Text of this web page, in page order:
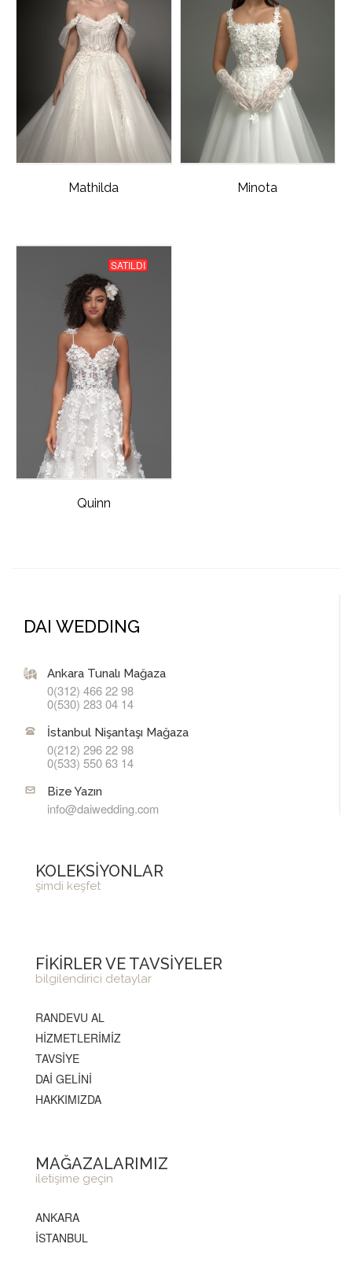
Mathilda Minota
SATILDI
Quinn
DAI WEDDING
Ankara Tunalı Mağaza
0(312) 466 22 98
0(530) 283 04 14
İstanbul Nişantaşı Mağaza
0(212) 296 22 98
0(533) 550 63 14
Bize Yazın
info@daiwedding.com
KOLEKSİYONLAR
şimdi keşfet
FİKİRLER VE TAVSİYELER
bilgilendirici detaylar
RANDEVU AL
HİZMETLERİMİZ
TAVSİYE
DAİ GELİNİ
HAKKIMIZDA
MAĞAZALARIMIZ
iletişime geçin
ANKARA
İSTANBUL